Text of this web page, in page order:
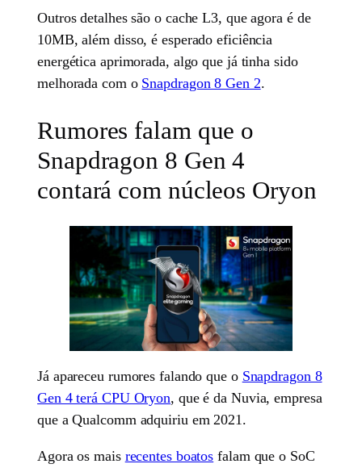
Outros detalhes são o cache L3, que agora é de
10MB, além disso, é esperado eficiência
energética aprimorada, algo que já tinha sido
melhorada com o Snapdragon 8 Gen 2.
Rumores falam que o
Snapdragon 8 Gen 4
contará com núcleos Oryon
Já apareceu rumores falando que o Snapdragon 8
Gen 4 terá CPU Oryon, que é da Nuvia, empresa
que a Qualcomm adquiriu em 2021.
Agora os mais recentes boatos falam que o SoC